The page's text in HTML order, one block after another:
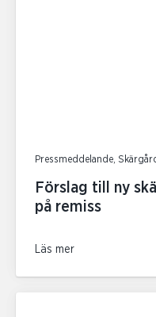
Pressmeddelande,
Förslag till ny
på remiss
Läs mer